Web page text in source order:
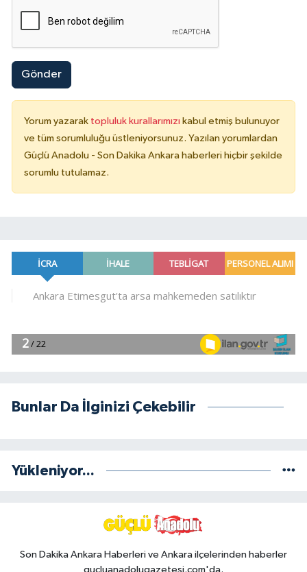
Gönder
Yorum yazarak topluluk kurallarımızı kabul etmiş bulunuyor
ve tüm sorumluluğu üstleniyorsunuz. Yazılan yorumlardan
Güçlü Anadolu - Son Dakika Ankara haberleri hiçbir şekilde
sorumlu tutulamaz.
Bunlar Da İlginizi Çekebilir
Yükleniyor...
Son Dakika Ankara Haberleri ve Ankara ilçelerinden haberler
gucluanadolugazetesi.com'da.